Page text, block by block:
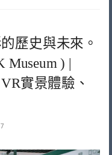
歷史與未來。
) |
實景體驗、